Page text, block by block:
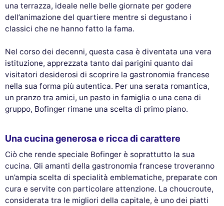
una terrazza, ideale nelle belle giornate per godere
dell’animazione del quartiere mentre si degustano i
classici che ne hanno fatto la fama.
Nel corso dei decenni, questa casa è diventata una vera
istituzione, apprezzata tanto dai parigini quanto dai
visitatori desiderosi di scoprire la gastronomia francese
nella sua forma più autentica. Per una serata romantica,
un pranzo tra amici, un pasto in famiglia o una cena di
gruppo, Bofinger rimane una scelta di primo piano.
Una cucina generosa e ricca di carattere
Ciò che rende speciale Bofinger è soprattutto la sua
cucina. Gli amanti della gastronomia francese troveranno
un’ampia scelta di specialità emblematiche, preparate con
cura e servite con particolare attenzione. La choucroute,
considerata tra le migliori della capitale, è uno dei piatti